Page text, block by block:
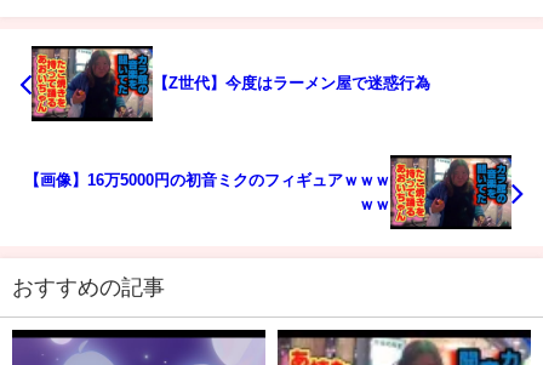
【Z世代】今度はラーメン屋で迷惑行為
【画像】16万5000円の初音ミクのフィギュアｗｗｗ
ｗｗ
おすすめの記事